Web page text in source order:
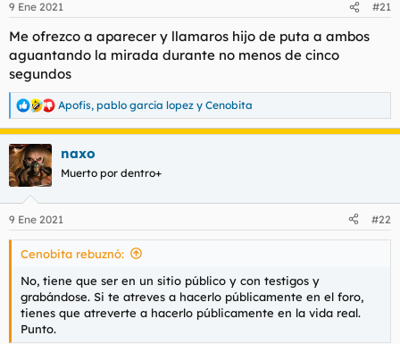
e
:
9 Ene 2021 #21
Me ofrezco a aparecer y llamaros hijo de puta a ambos
aguantando la mirada durante no menos de cinco
segundos
R
e
a
c
c
i
e
s
Apofis, pablo garcia lopez y Cenobita
naxo
Muerto por dentro+
9 Ene 2021 #22
Cenobita rebuznó:
No, tiene que ser en un sitio público y con testigos y
grabándose. Si te atreves a hacerlo públicamente en el foro,
tienes que atreverte a hacerlo públicamente en la vida real.
Punto.